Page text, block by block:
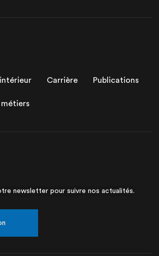
Carrière Publications
métiers
newsletter pour suivre nos actualités.